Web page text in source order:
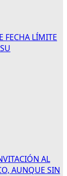
FECHA LÍMITE
AL
AUNQUE SIN